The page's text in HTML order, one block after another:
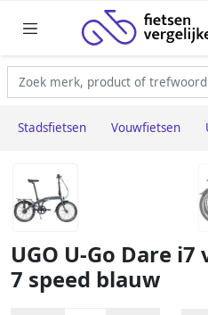
Stadsfietsen Vouwfietsen
UGO U-Go Dare
7 speed blauw